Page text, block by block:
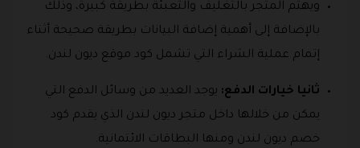
ويهتم المتجر بالتغليف والتعبئة بطريقة كبيرة، وذلك
بالإضافة إلى أهمية إضافة البيانات بطريقة صحيحة أثناء
إتمام عملية الشراء التي تشمل كود موقع ديون لندن.
ثانيا خيارات الدفع: يوجد العديد من وسائل الدفع التي
يمكن من خلالها داخل متجر ديون لندن الذي يقدم كود
خصم ديون لندن ومنها البطاقات الائتمانية.